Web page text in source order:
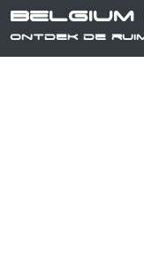
Belgium
Ontdek de